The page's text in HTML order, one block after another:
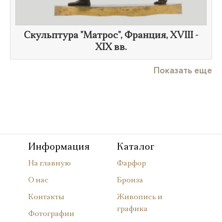
Скульптура "Матрос", Франция, XVIII -
XIX вв.
Показать еще
Информация
На главную
О нас
Контакты
Фотографии
Каталог
Фарфор
Бронза
Живопись и
графика